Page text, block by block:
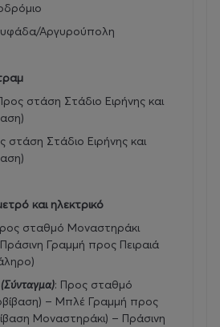
Αργυρούπολη
στάση Στάδιο Ειρήνης και
στάση Στάδιο Ειρήνης και
και ηλεκτρικό
σταθμό Μοναστηράκι
Γραμμή προς Πειραιά
: Προς σταθμό
– Μπλέ Γραμμή προς
Μοναστηράκι) – Πράσινη